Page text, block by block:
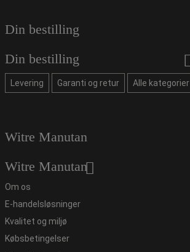
Din bestilling
Din bestilling
Levering Garanti og retur Alle kategorier
Witre Manutan
Witre Manutan
Om os
E-handelsløsninger
Kvalitet og miljø
Købsbetingelser